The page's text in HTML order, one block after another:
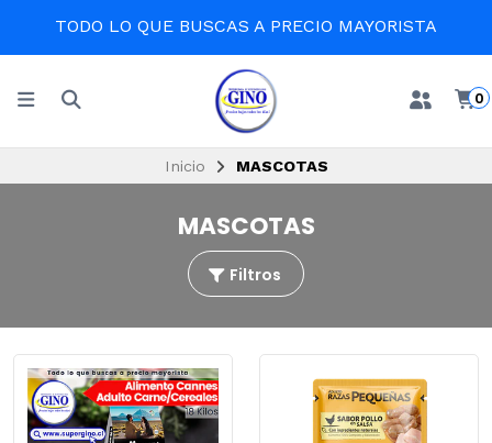
TODO LO QUE BUSCAS A PRECIO MAYORISTA
0
Inicio MASCOTAS
MASCOTAS
Filtros